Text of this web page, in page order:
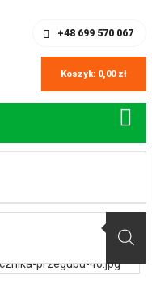
+48 699 570 067
Koszyk: 0,00 zł